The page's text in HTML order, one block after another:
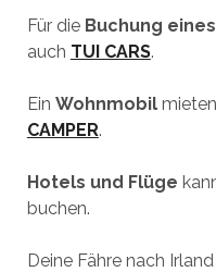
Für die Buchung
auch TUI CARS.
Ein Wohnmobil
CAMPER.
Hotels und Flüge
buchen.
Deine Fähre nach